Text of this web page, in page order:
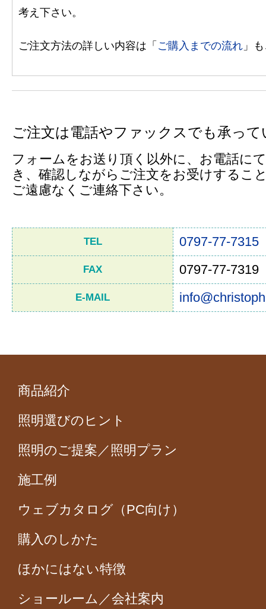
考え下さい。
ご注文方法の詳しい内容は「 ご購入までの流れ 」
ご注文は電話やファックスでも承って
フォームをお送り頂く以外に、お電話に
き、確認しながらご注文をお受けするこ
ご遠慮なくご連絡下さい。
TEL 0797-77-7315
FAX 0797-77-7319
E-MAIL
商品紹介
照明選びのヒント
照明のご提案／照明プラン
施工例
ウェブカタログ（PC向け）
購入のしかた
ほかにはない特徴
ショールーム／会社案内